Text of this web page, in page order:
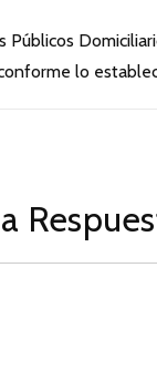
Públicos
lo